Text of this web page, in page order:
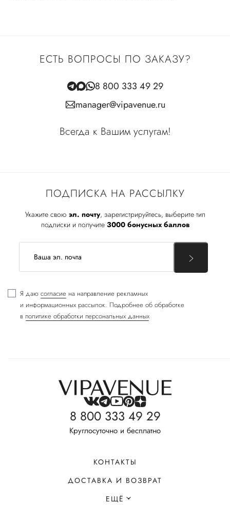
ПОДПИСКА НА РАССЫЛКУ
Укажите свою эл. почту, зарегистрируйтесь, выберите тип
подписки и получите 3000 бонусных баллов
Я даю согласие на направление рекламных
и информационных рассылок. Подробнее об обработке
в политике обработки персональных данных
ЕСТЬ ВОПРОСЫ ПО ЗАКАЗУ?
8 800 333 49 29
manager@vipavenue.ru
Всегда к Вашим услугам!
8 800 333 49 29
Круглосуточно и бесплатно
КОНТАКТЫ
ДОСТАВКА И ВОЗВРАТ
ЕЩЁ